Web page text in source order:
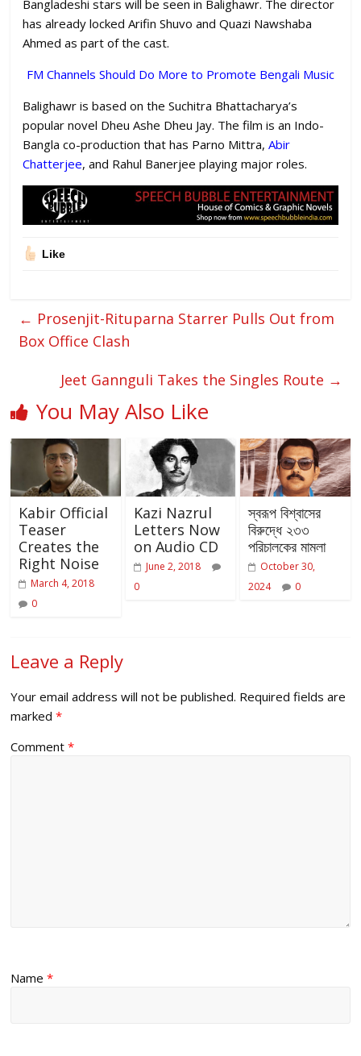
Bangladeshi stars will be seen in Balighawr. The director
has already locked Arifin Shuvo and Quazi Nawshaba
Ahmed as part of the cast.
FM Channels Should Do More to Promote Bengali Music
Balighawr is based on the Suchitra Bhattacharya’s
popular novel Dheu Ashe Dheu Jay. The film is an Indo-
Bangla co-production that has Parno Mittra,Abir
Chatterjee, and Rahul Banerjee playing major roles.
Like
← Prosenjit-Rituparna Starrer Pulls Out from
Box Office Clash
Jeet Gannguli Takes the Singles Route →
You May Also Like
Kabir Official
Teaser
Creates the
Right Noise
March 4, 2018
0
Kazi Nazrul
Letters Now
on Audio CD
June 2, 2018
0
স্বরূপ বিশ্বাসের
বিরুদ্ধে ২৩৩
পরিচালকের মামলা
October 30,
2024
0
Leave a Reply
Your email address will not be published. Required fields are
marked*
Comment*
Name*